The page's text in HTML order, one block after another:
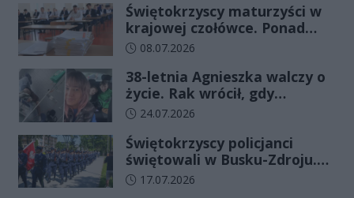
Świętokrzyscy maturzyści w
krajowej czołówce. Ponad
83% zdało egzamin już w
Data dodania artykułu:
08.07.2026
38-letnia Agnieszka walczy o
życie. Rak wrócił, gdy
wydawało się, że najgorsze
Data dodania artykułu:
24.07.2026
Świętokrzyscy policjanci
świętowali w Busku-Zdroju.
Czterdziestu nowych
Data dodania artykułu:
17.07.2026